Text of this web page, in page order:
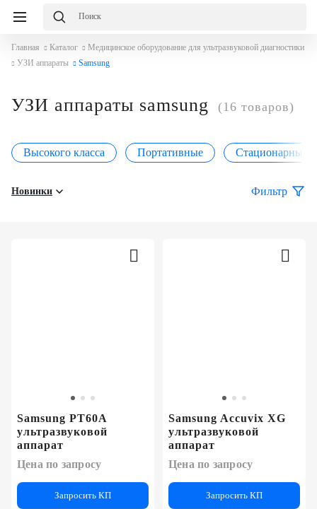
Главная Каталог
Медицинское оборудование для ультразвуковой диагностики
УЗИ аппараты
Samsung
УЗИ аппараты samsung (16 товаров)
Высокого класса Портативные Стационарные
Новинки Фильтр
Samsung PT60A
ультразвуковой
аппарат
Цена по запросу
Запросить КП
Samsung Accuvix XG
ультразвуковой
аппарат
Цена по запросу
Запросить КП